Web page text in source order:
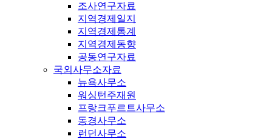
조사연구자료
지역경제일지
지역경제통계
지역경제동향
공동연구자료
국외사무소자료
뉴욕사무소
워싱턴주재원
프랑크푸르트사무소
동경사무소
런던사무소